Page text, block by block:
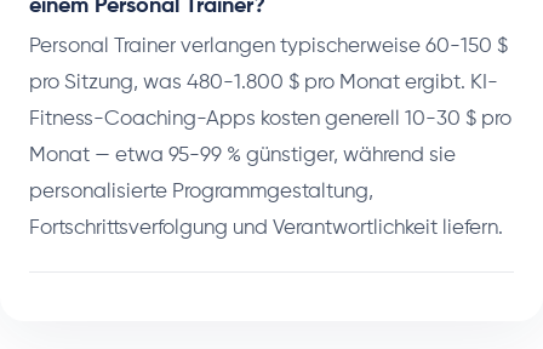
einem Personal Trainer?
Personal Trainer verlangen typischerweise 60-150 $
pro Sitzung, was 480-1.800 $ pro Monat ergibt. KI-
Fitness-Coaching-Apps kosten generell 10-30 $ pro
Monat — etwa 95-99 % günstiger, während sie
personalisierte Programmgestaltung,
Fortschrittsverfolgung und Verantwortlichkeit liefern.